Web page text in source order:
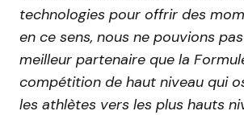
technologies pour offrir des
en ce sens, nous ne pouvions
meilleur partenaire que la
compétition de haut niveau qui
les athlètes vers les plus hauts